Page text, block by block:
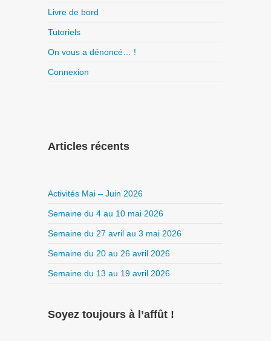
Livre de bord
Tutoriels
On vous a dénoncé… !
Connexion
Articles récents
Activités Mai – Juin 2026
Semaine du 4 au 10 mai 2026
Semaine du 27 avril au 3 mai 2026
Semaine du 20 au 26 avril 2026
Semaine du 13 au 19 avril 2026
Soyez toujours à l’affût !